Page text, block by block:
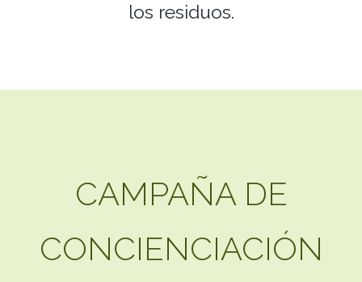
los residuos.
CAMPAÑA DE
CONCIENCIACIÓN